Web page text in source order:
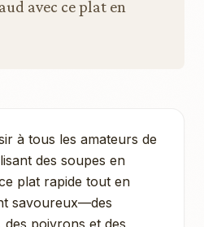
avec ce plat en
à tous les amateurs de
des soupes en
plat rapide tout en
savoureux—des
poivrons et des